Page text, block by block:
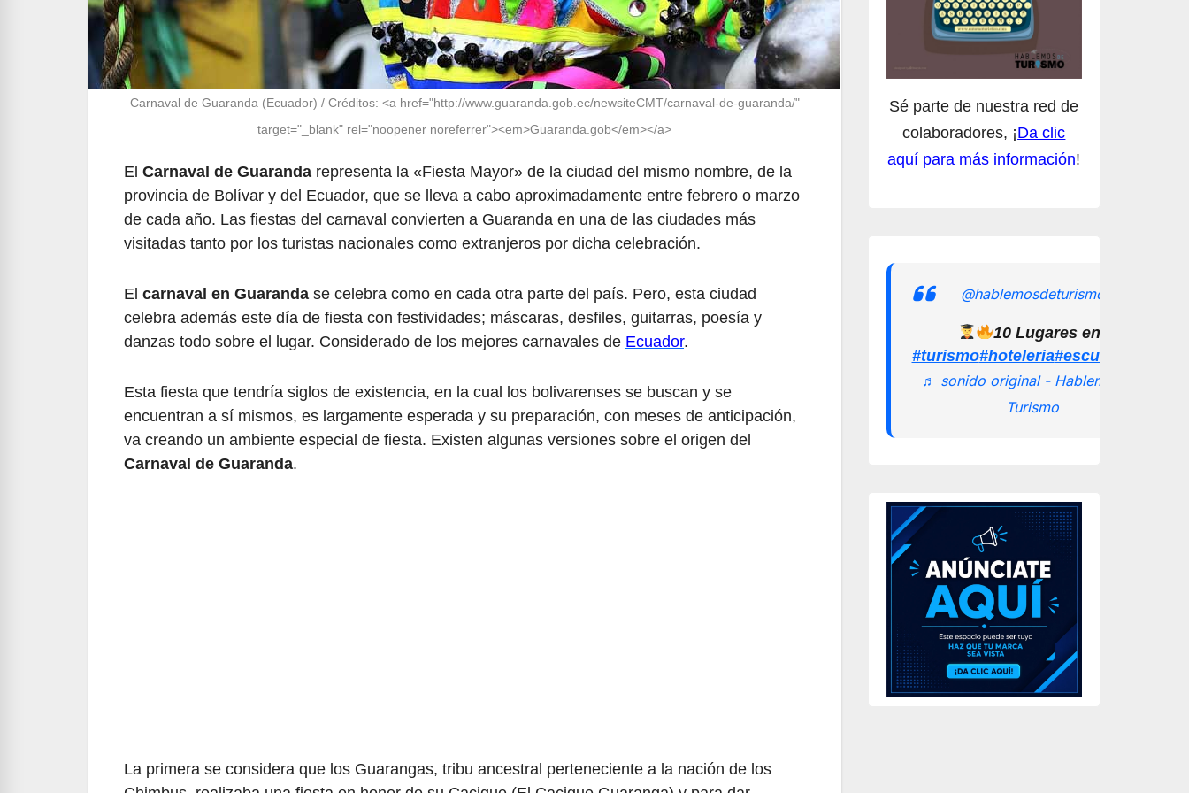
Carnaval de Guaranda (Ecuador) / Créditos: <a href="http://www.guaranda.gob.ec/newsiteCMT/carnaval-de-guaranda/"
target="_blank" rel="noopener noreferrer"><em>Guaranda.gob</em></a>
El Carnaval de Guaranda​ representa la «Fiesta Mayor» de la ciudad del mismo nombre, de la
provincia de Bolívar y del Ecuador, que se lleva a cabo aproximadamente entre febrero o marzo
de cada año. Las fiestas del carnaval convierten a Guaranda en una de las ciudades más
visitadas tanto por los turistas nacionales como extranjeros por dicha celebración.
El carnaval en Guaranda se celebra como en cada otra parte del país. Pero, esta ciudad
celebra además este día de fiesta con festividades; máscaras, desfiles, guitarras, poesía y
danzas todo sobre el lugar. Considerado de los mejores carnavales de Ecuador.
Esta fiesta que tendría siglos de existencia, en la cual los bolivarenses se buscan y se
encuentran a sí mismos, es largamente esperada y su preparación, con meses de anticipación,
va creando un ambiente especial de fiesta. Existen algunas versiones sobre el origen del
Carnaval de Guaranda.
La primera se considera que los Guarangas, tribu ancestral perteneciente a la nación de los
Sé parte de nuestra red de
colaboradores, ¡Da clic
aquí para más información!
@hablemosdeturismomx
10 Lugares en los que
#turismo#hoteleria
♬ sonido original - Hablemos de
Turismo